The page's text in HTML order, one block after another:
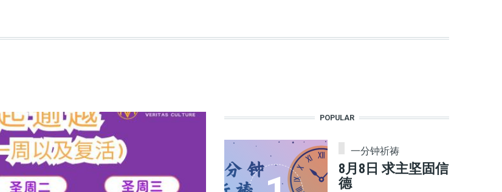
POPULAR
一分钟祈祷
8月8日 求主坚固信
德